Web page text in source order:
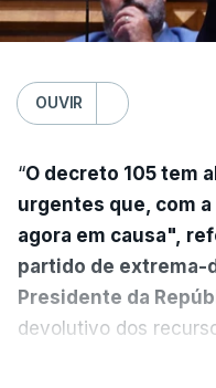
OUVIR
“O decreto 105 tem
urgentes que, com
agora em causa",
partido de extrema-
Presidente da
devolutivo dos